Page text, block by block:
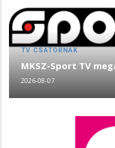
TV CSATORNÁK
MKSZ-Sport TV
2026-08-07